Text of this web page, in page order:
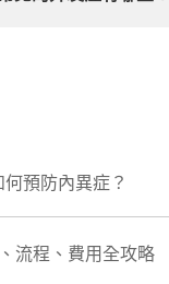
預防內異症？
流程、費用全攻略